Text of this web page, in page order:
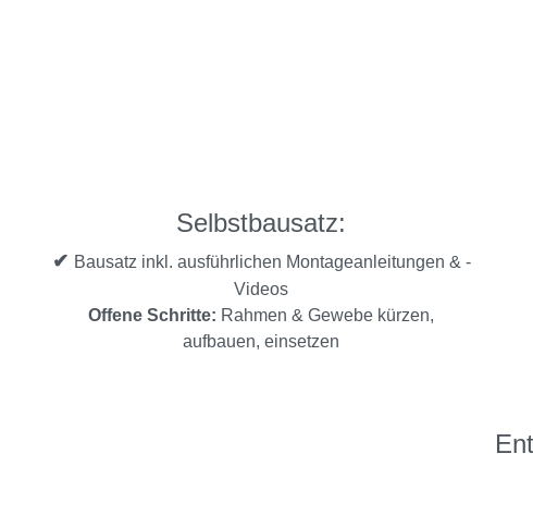
Selbstbausatz:
✔ Bausatz inkl. ausführlichen Montageanleitungen & -
Videos
Offene Schritte: Rahmen & Gewebe kürzen,
aufbauen, einsetzen